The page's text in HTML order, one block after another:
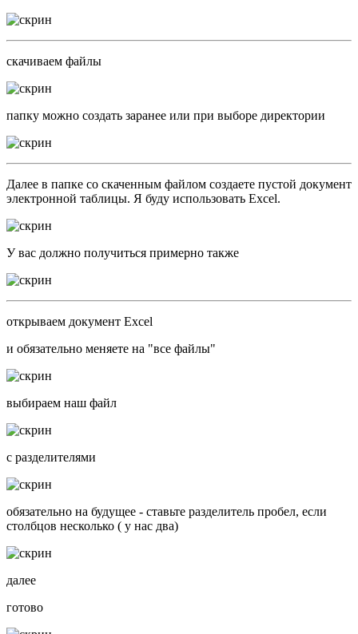
скачиваем файлы
папку можно создать заранее или при выборе директории
Далее в папке со скаченным файлом создаете пустой документ
электронной таблицы. Я буду использовать Excel.
У вас должно получиться примерно также
открываем документ Excel
и обязательно меняете на "все файлы"
выбираем наш файл
с разделителями
обязательно на будущее - ставьте разделитель пробел, если
столбцов несколько ( у нас два)
далее
готово